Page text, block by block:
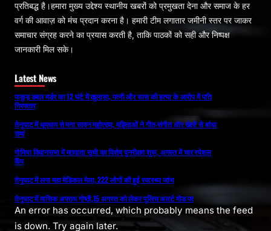
प्रतिबद्ध है।हमारा मुख्य उद्देश्य स्थानीय खबरों को प्रमुखता देना और समाज के हर
वर्ग की आवाज़ को मंच प्रदान करना है। हमारी टीम लगातार जमीनी स्तर पर जाकर
समाचार संग्रह करने का प्रयास करती है, ताकि पाठकों को सही और निष्पक्ष
जानकारी मिल सके।
Latest News
पाकुड़ डबल मर्डर का 12 घंटे में खुलासा, पत्नी और सास की हत्या के आरोप में पति
गिरफ्तार
तेनुघाट में धूमधाम से मना सावन महोत्सव, महिलाओं ने गीत-संगीत और खेलों से बांधा
समां
गोमिया विधानसभा में मतदाता सूची का विशेष पुनरीक्षण शुरू, अगस्त में चार स्पेशल
कैंप
तेनुघाट में लगा महा मेडिकल मेला, 222 लोगों की हुई स्वास्थ्य जांच
तेनुघाट में मासिक अपराध गोष्ठी,15 अगस्त को लेकर पुलिस अलर्ट मोड पर
An error has occurred, which probably means the feed
is down. Try again later.